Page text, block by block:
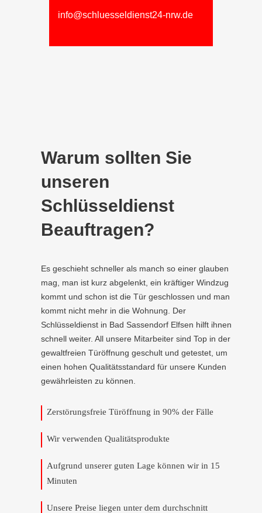
info@schluesseldienst24-nrw.de
Warum sollten Sie
unseren
Schlüsseldienst
Beauftragen?
Es geschieht schneller als manch so einer glauben
mag, man ist kurz abgelenkt, ein kräftiger Windzug
kommt und schon ist die Tür geschlossen und man
kommt nicht mehr in die Wohnung. Der
Schlüsseldienst in Bad Sassendorf Elfsen hilft ihnen
schnell weiter. All unsere Mitarbeiter sind Top in der
gewaltfreien Türöffnung geschult und getestet, um
einen hohen Qualitätsstandard für unsere Kunden
gewährleisten zu können.
Zerstörungsfreie Türöffnung in 90% der Fälle
Wir verwenden Qualitätsprodukte
Aufgrund unserer guten Lage können wir in 15
Minuten
Unsere Preise liegen unter dem durchschnitt